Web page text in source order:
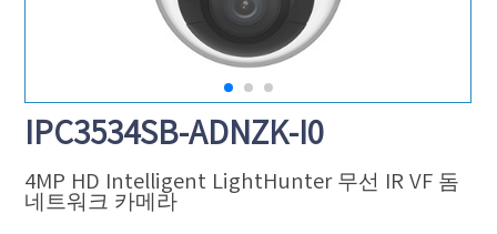
IPC3534SB-ADNZK-I0
4MP HD Intelligent LightHunter 무선 IR VF 돔
네트워크 카메라